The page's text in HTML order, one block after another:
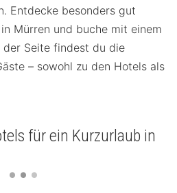
Entdecke besonders gut
Mürren und buche mit einem
der Seite findest du die
– sowohl zu den Hotels als
für ein Kurzurlaub in